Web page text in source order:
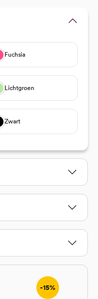
Fuchsia
Lichtgroen
Zwart
-15%